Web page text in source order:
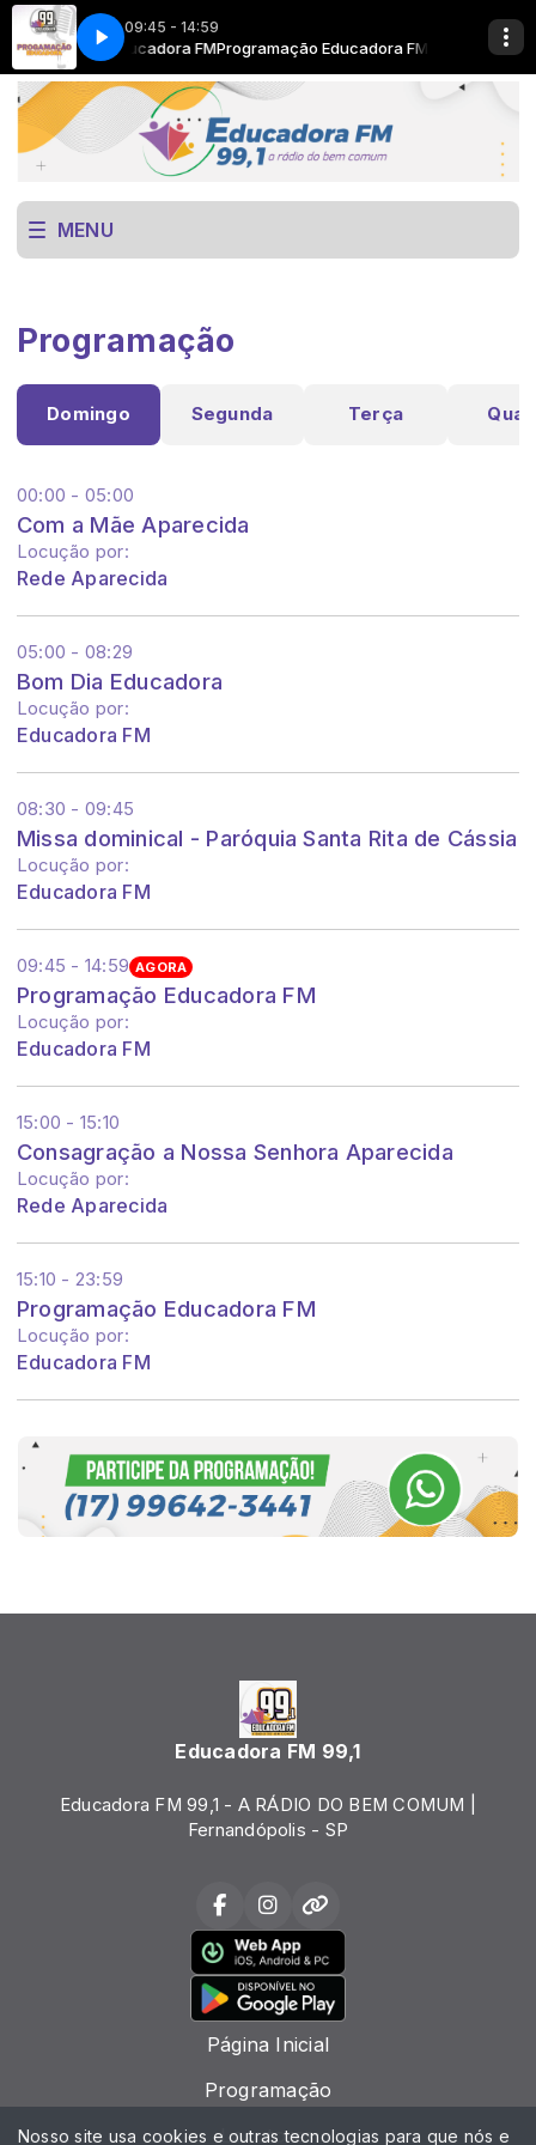
09:45 - 14:59
FM com Educadora FMProgramação Educadora FM com
goes here Now Playing info goes here
MENU
Programação
Domingo Segunda Terça
00:00 - 05:00
Com a Mãe Aparecida
Locução por:
Rede Aparecida
05:00 - 08:29
Bom Dia Educadora
Locução por:
Educadora FM
08:30 - 09:45
Missa dominical - Paróquia Santa Rita de Cássia
Locução por:
Educadora FM
09:45 - 14:59 AGORA
Programação Educadora FM
Locução por:
Educadora FM
15:00 - 15:10
Consagração a Nossa Senhora Aparecida
Locução por:
Rede Aparecida
15:10 - 23:59
Programação Educadora FM
Locução por:
Educadora FM
Educadora FM 99,1
Educadora FM 99,1 - A RÁDIO DO BEM COMUM |
Fernandópolis - SP
Página Inicial
Programação
Locutores
Nosso site usa cookies e outras tecnologias para que nós e